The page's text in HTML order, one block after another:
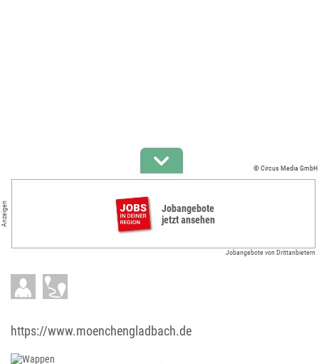
© Circus Media GmbH
Anzeigen
Jobangebote
jetzt ansehen
Jobangebote von Drittanbietern
https://www.moenchengladbach.de